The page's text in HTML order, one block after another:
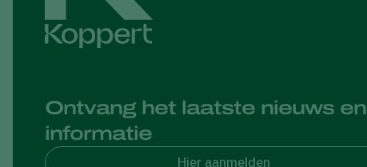
Ontvang het laatste nieuws en
informatie
Hier aanmelden